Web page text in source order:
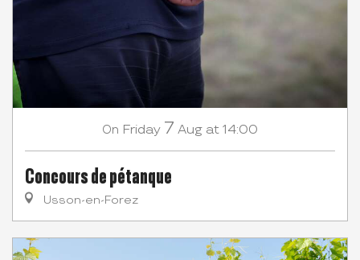
On Friday 7 Aug at 14:00
Concours de pétanque
Usson-en-Forez